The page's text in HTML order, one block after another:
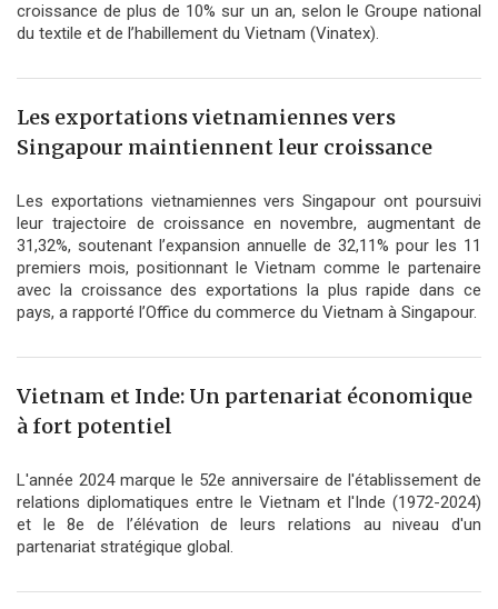
croissance de plus de 10% sur un an, selon le Groupe national
du textile et de l’habillement du Vietnam (Vinatex).
Les exportations vietnamiennes vers
Singapour maintiennent leur croissance
Les exportations vietnamiennes vers Singapour ont poursuivi
leur trajectoire de croissance en novembre, augmentant de
31,32%, soutenant l’expansion annuelle de 32,11% pour les 11
premiers mois, positionnant le Vietnam comme le partenaire
avec la croissance des exportations la plus rapide dans ce
pays, a rapporté l’Office du commerce du Vietnam à Singapour.
Vietnam et Inde: Un partenariat économique
à fort potentiel
L'année 2024 marque le 52e anniversaire de l'établissement de
relations diplomatiques entre le Vietnam et l'Inde (1972-2024)
et le 8e de l’élévation de leurs relations au niveau d'un
partenariat stratégique global.